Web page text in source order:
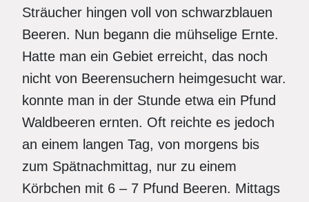
Sträucher hingen voll von schwarzblauen
Beeren. Nun begann die mühselige Ernte.
Hatte man ein Gebiet erreicht, das noch
nicht von Beerensuchern heimgesucht war.
konnte man in der Stunde etwa ein Pfund
Waldbeeren ernten. Oft reichte es jedoch
an einem langen Tag, von morgens bis
zum Spätnachmittag, nur zu einem
Körbchen mit 6 – 7 Pfund Beeren. Mittags